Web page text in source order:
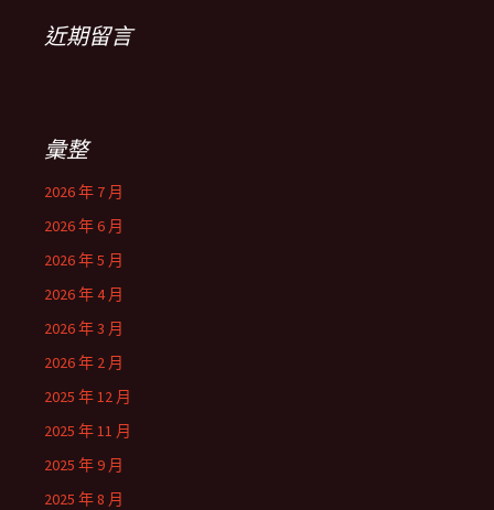
近期留言
彙整
2026 年 7 月
2026 年 6 月
2026 年 5 月
2026 年 4 月
2026 年 3 月
2026 年 2 月
2025 年 12 月
2025 年 11 月
2025 年 9 月
2025 年 8 月